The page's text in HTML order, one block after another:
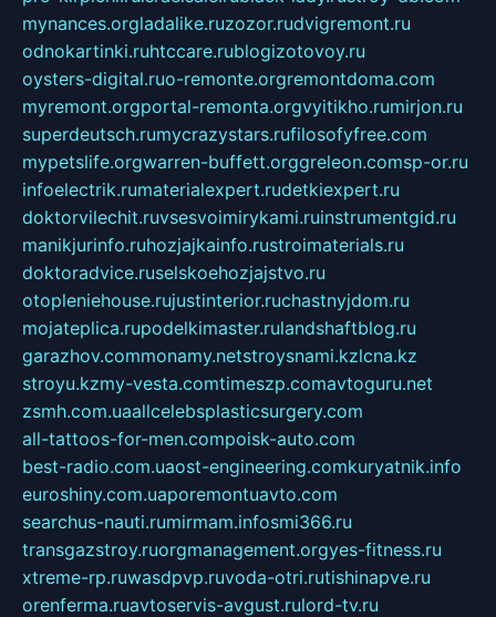
mynances.orgladalike.ruzozor.rudvigremont.ru
odnokartinki.ruhtccare.rublogizotovoy.ru
oysters-digital.ruo-remonte.orgremontdoma.com
myremont.orgportal-remonta.orgvyitikho.rumirjon.ru
superdeutsch.rumycrazystars.rufilosofyfree.com
mypetslife.orgwarren-buffett.orggreleon.comsp-or.ru
infoelectrik.rumaterialexpert.rudetkiexpert.ru
doktorvilechit.ruvsesvoimirykami.ruinstrumentgid.ru
manikjurinfo.ruhozjajkainfo.rustroimaterials.ru
doktoradvice.ruselskoehozjajstvo.ru
otopleniehouse.rujustinterior.ruchastnyjdom.ru
mojateplica.rupodelkimaster.rulandshaftblog.ru
garazhov.commonamy.netstroysnami.kzlcna.kz
stroyu.kzmy-vesta.comtimeszp.comavtoguru.net
zsmh.com.uaallcelebsplasticsurgery.com
all-tattoos-for-men.compoisk-auto.com
best-radio.com.uaost-engineering.comkuryatnik.info
euroshiny.com.uaporemontuavto.com
searchus-nauti.rumirmam.infosmi366.ru
transgazstroy.ruorgmanagement.orgyes-fitness.ru
xtreme-rp.ruwasdpvp.ruvoda-otri.rutishinapve.ru
orenferma.ruavtoservis-avgust.rulord-tv.ru